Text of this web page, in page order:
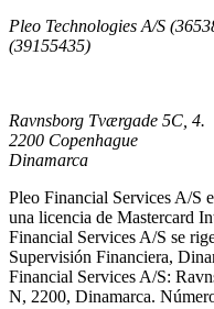
Pleo Technologies A/S
(39155435)
Ravnsborg Tværgade 5C, 4.
2200 Copenhague
Dinamarca
Pleo Financial Services A/S
una licencia de Mastercard
Financial Services A/S se
Supervisión Financiera,
Financial Services A/S:
N, 2200, Dinamarca.